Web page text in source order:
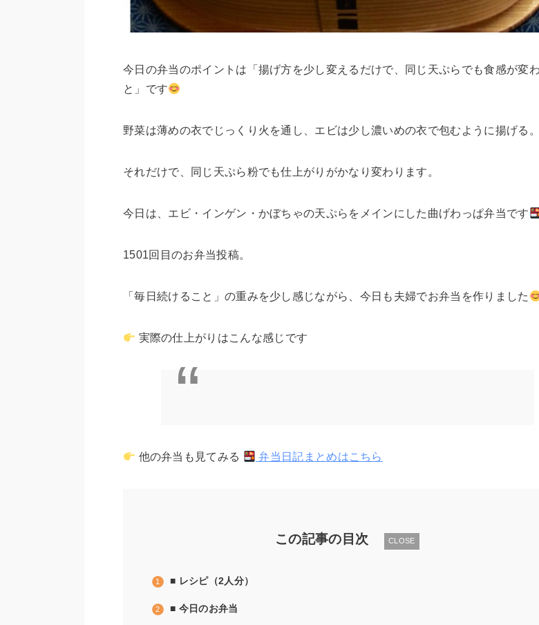
今日の弁当のポイントは「揚げ方を少し変えるだけで、同じ天ぷらでも食感が変
と」です
野菜は薄めの衣でじっくり火を通し、エビは少し濃いめの衣で包むように揚げる。
それだけで、同じ天ぷら粉でも仕上がりがかなり変わります。
今日は、エビ・インゲン・かぼちゃの天ぷらをメインにした曲げわっぱ弁当です
1501回目のお弁当投稿。
「毎日続けること」の重みを少し感じながら、今日も夫婦でお弁当を作りました
実際の仕上がりはこんな感じです
他の弁当も見てみる 弁当日記まとめはこちら
この記事の目次 CLOSE
■ レシピ（2人分）
■ 今日のお弁当